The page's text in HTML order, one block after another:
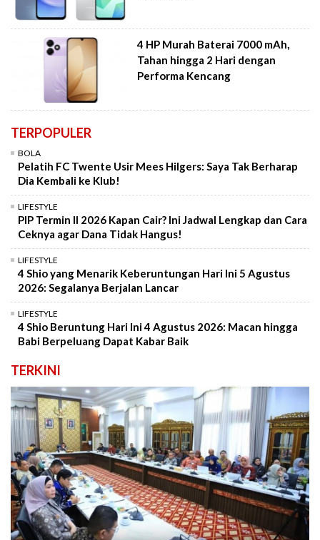
4 HP Murah Baterai 7000 mAh,
Tahan hingga 2 Hari dengan
Performa Kencang
TERPOPULER
BOLA
Pelatih FC Twente Usir Mees Hilgers: Saya Tak Berharap
Dia Kembali ke Klub!
LIFESTYLE
PIP Termin II 2026 Kapan Cair? Ini Jadwal Lengkap dan Cara
Ceknya agar Dana Tidak Hangus!
LIFESTYLE
4 Shio yang Menarik Keberuntungan Hari Ini 5 Agustus
2026: Segalanya Berjalan Lancar
LIFESTYLE
4 Shio Beruntung Hari Ini 4 Agustus 2026: Macan hingga
Babi Berpeluang Dapat Kabar Baik
TERKINI